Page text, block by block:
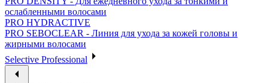
ослабленными волосами
PRO HYDRACTIVE
PRO SEBOCLEAR - Линия для ухода за кожей головы и
жирными волосами
Selective Professional